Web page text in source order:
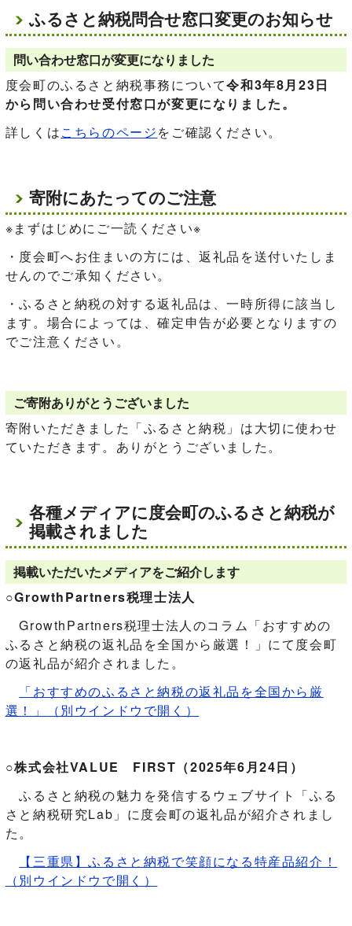
ふるさと納税問合せ窓口変更のお知らせ
問い合わせ窓口が変更になりました
度会町のふるさと納税事務について令和3年8月23日
から問い合わせ受付窓口が変更になりました。
詳しくはこちらのページをご確認ください。
寄附にあたってのご注意
※まずはじめにご一読ください※
・度会町へお住まいの方には、返礼品を送付いたしま
せんのでご承知ください。
・ふるさと納税の対する返礼品は、一時所得に該当し
ます。場合によっては、確定申告が必要となりますの
でご注意ください。
ご寄附ありがとうございました
寄附いただきました「ふるさと納税」は大切に使わせ
ていただきます。ありがとうございました。
各種メディアに度会町のふるさと納税が
掲載されました
掲載いただいたメディアをご紹介します
○GrowthPartners税理士法人
GrowthPartners税理士法人のコラム「おすすめの
ふるさと納税の返礼品を全国から厳選！」にて度会町
の返礼品が紹介されました。
「おすすめのふるさと納税の返礼品を全国から厳
選！」
（別ウインドウで開く）
○株式会社VALUE FIRST（2025年6月24日）
ふるさと納税の魅力を発信するウェブサイト「ふる
さと納税研究Lab」に度会町の返礼品が紹介されまし
た。
【三重県】ふるさと納税で笑顔になる特産品紹介！
（別ウインドウで開く）